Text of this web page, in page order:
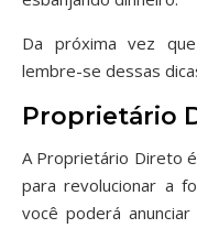
Da próxima vez
lembre-se dessas
Proprietário
A Proprietário Direto
para revolucionar a
você poderá